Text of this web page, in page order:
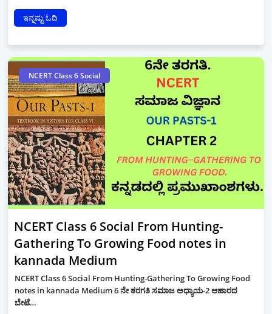
ಇನ್ನಷ್ಟು ಓದಿ
NCERT Class 6 Social
NCERT Class 6 Social From Hunting-
Gathering To Growing Food notes in
kannada Medium
NCERT Class 6 Social From Hunting-Gathering To Growing Food
notes in kannada Medium 6 ನೇ ತರಗತಿ ಸಮಾಜ ಅಧ್ಯಾಯ-2 ಆಹಾರದ
ಬೇಟೆ…